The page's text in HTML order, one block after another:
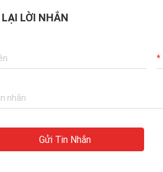
LỜI NHẮN
Gửi Tin Nhắn